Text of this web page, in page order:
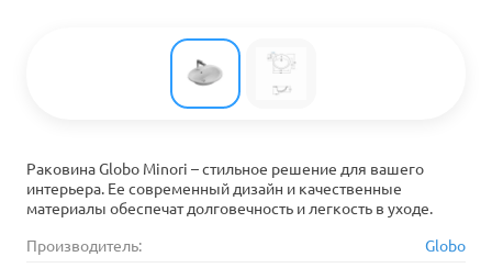
Раковина Globo Minori – стильное решение для вашего
интерьера. Ее современный дизайн и качественные
материалы обеспечат долговечность и легкость в уходе.
Производитель:
Globo